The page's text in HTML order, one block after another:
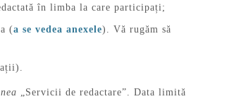
în limba la care participați;
(a se vedea anexele). Vă rugăm să
„Servicii de redactare”. Data limită